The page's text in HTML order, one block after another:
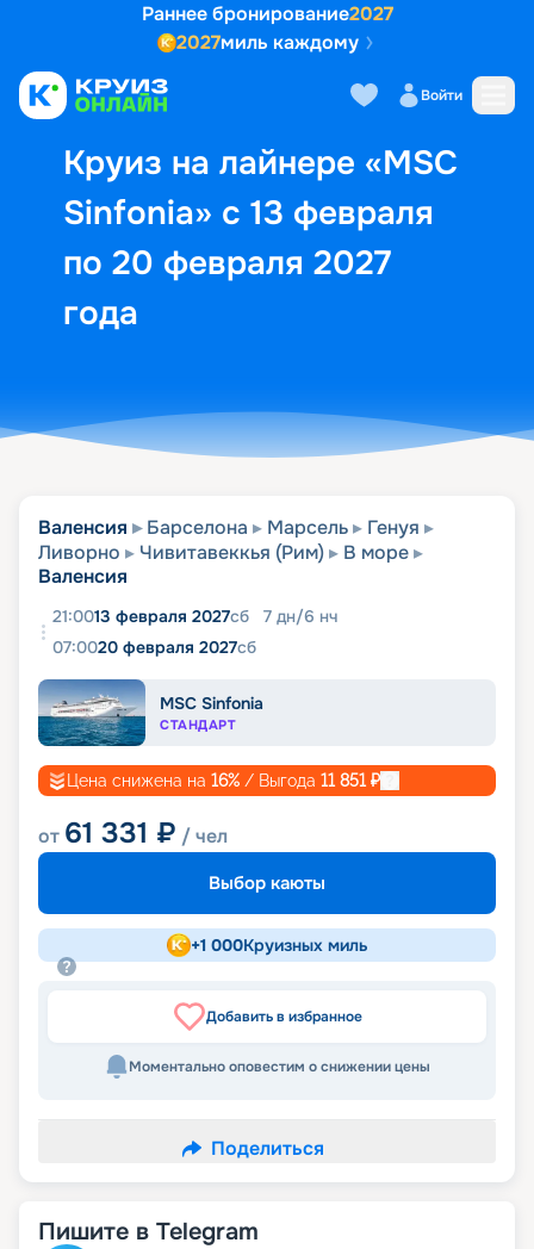
Раннее бронирование2027
2027миль каждому
Войти
Круиз на лайнере «MSC
Sinfonia» с 13 февраля
по 20 февраля 2027
года
Выбор кают Маршрут и
Валенсия Барселона Марсель
Генуя
Ливорно
Чивитавеккья (Рим)
В море
Валенсия
21:0013 февраля 2027сб 7 дн/6 нч
07:0020 февраля 2027сб
MSC Sinfonia
СТАНДАРТ
Цена снижена на 16% / Выгода 11 851₽
от 61 331 ₽ / чел
Выбор каюты
+1 000Круизных миль
Добавить в избранное
Моментально оповестим о снижении цены
Поделиться
Пишите в Telegram